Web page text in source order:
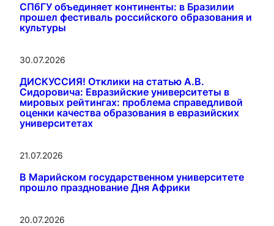
СПбГУ объединяет континенты: в Бразилии
прошел фестиваль российского образования и
культуры
30.07.2026
ДИСКУССИЯ! Отклики на статью А.В.
Сидоровича: Евразийские университеты в
мировых рейтингах: проблема справедливой
оценки качества образования в евразийских
университетах
21.07.2026
В Марийском государственном университете
прошло празднование Дня Африки
20.07.2026